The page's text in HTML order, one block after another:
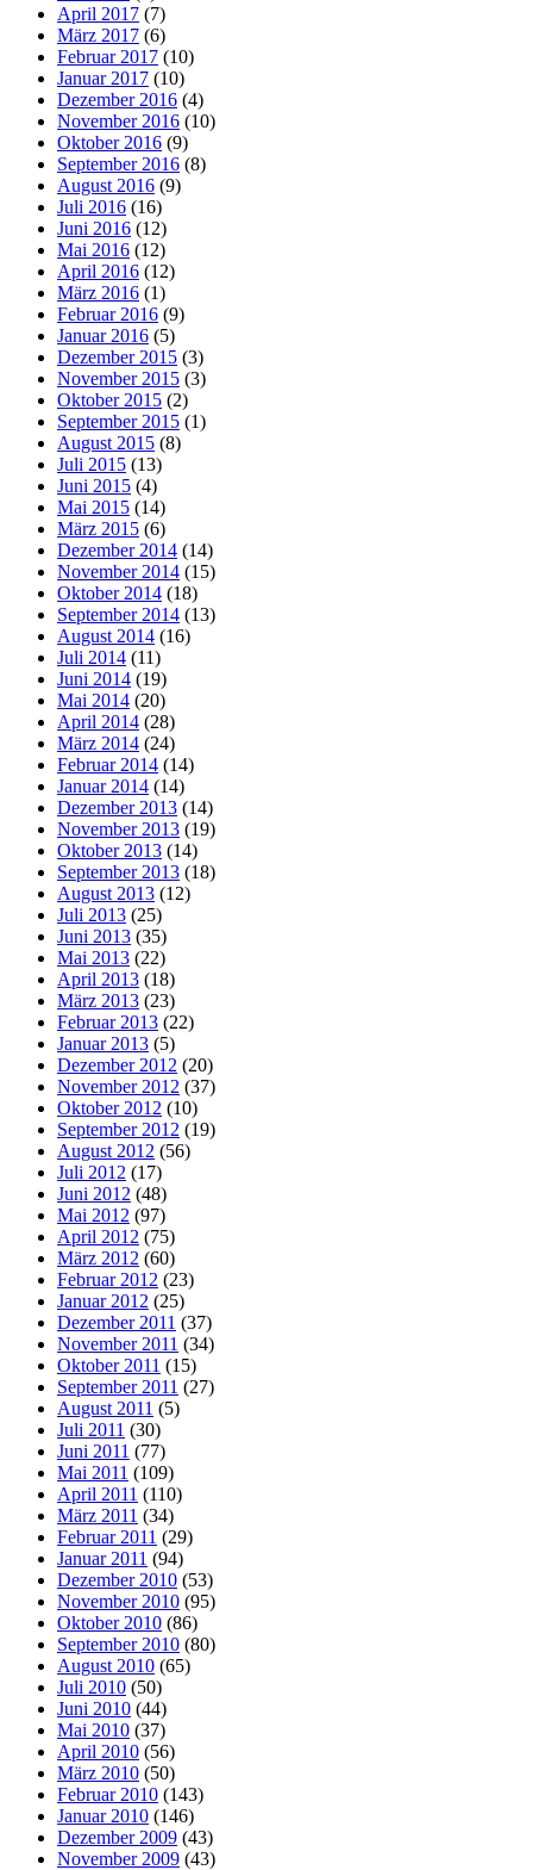
April 2017 (7)
März 2017 (6)
Februar 2017 (10)
Januar 2017 (10)
Dezember 2016 (4)
November 2016 (10)
Oktober 2016 (9)
September 2016 (8)
August 2016 (9)
Juli 2016 (16)
Juni 2016 (12)
Mai 2016 (12)
April 2016 (12)
März 2016 (1)
Februar 2016 (9)
Januar 2016 (5)
Dezember 2015 (3)
November 2015 (3)
Oktober 2015 (2)
September 2015 (1)
August 2015 (8)
Juli 2015 (13)
Juni 2015 (4)
Mai 2015 (14)
März 2015 (6)
Dezember 2014 (14)
November 2014 (15)
Oktober 2014 (18)
September 2014 (13)
August 2014 (16)
Juli 2014 (11)
Juni 2014 (19)
Mai 2014 (20)
April 2014 (28)
März 2014 (24)
Februar 2014 (14)
Januar 2014 (14)
Dezember 2013 (14)
November 2013 (19)
Oktober 2013 (14)
September 2013 (18)
August 2013 (12)
Juli 2013 (25)
Juni 2013 (35)
Mai 2013 (22)
April 2013 (18)
März 2013 (23)
Februar 2013 (22)
Januar 2013 (5)
Dezember 2012 (20)
November 2012 (37)
Oktober 2012 (10)
September 2012 (19)
August 2012 (56)
Juli 2012 (17)
Juni 2012 (48)
Mai 2012 (97)
April 2012 (75)
März 2012 (60)
Februar 2012 (23)
Januar 2012 (25)
Dezember 2011 (37)
November 2011 (34)
Oktober 2011 (15)
September 2011 (27)
August 2011 (5)
Juli 2011 (30)
Juni 2011 (77)
Mai 2011 (109)
April 2011 (110)
März 2011 (34)
Februar 2011 (29)
Januar 2011 (94)
Dezember 2010 (53)
November 2010 (95)
Oktober 2010 (86)
September 2010 (80)
August 2010 (65)
Juli 2010 (50)
Juni 2010 (44)
Mai 2010 (37)
April 2010 (56)
März 2010 (50)
Februar 2010 (143)
Januar 2010 (146)
Dezember 2009 (43)
November 2009 (43)